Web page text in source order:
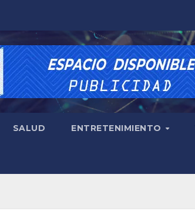
SALUD ENTRETENIMIENTO